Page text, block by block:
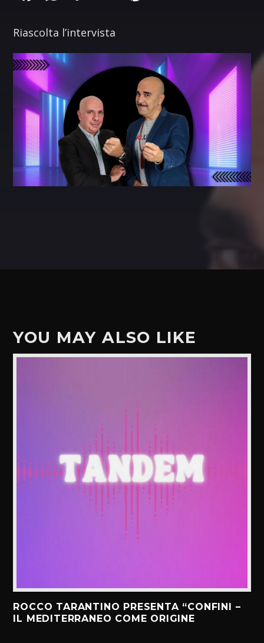
Riascolta l’intervista
YOU MAY ALSO LIKE
ROCCO TARANTINO PRESENTA “CONFINI –
IL MEDITERRANEO COME ORIGINE